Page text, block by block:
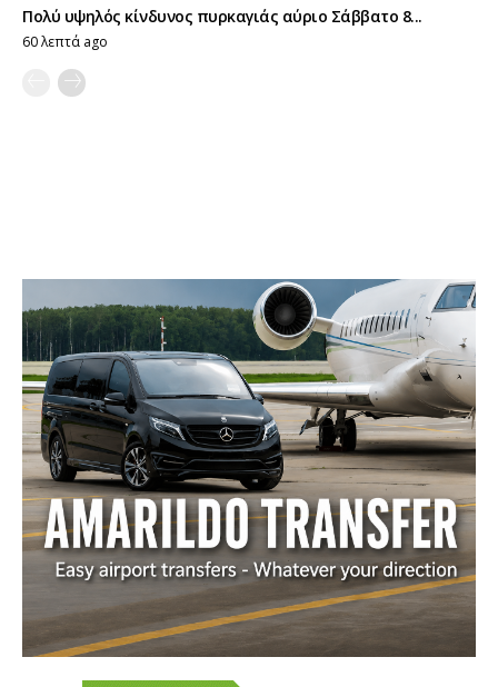
Πολύ υψηλός κίνδυνος πυρκαγιάς αύριο Σάββατο 8...
60 λεπτά ago